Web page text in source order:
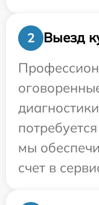
2
Выезд
мы
счет в